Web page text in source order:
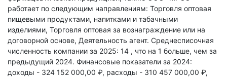
работает по следующим направлениям: Торговля оптовая
пищевыми продуктами, напитками и табачными
изделиями, Торговля оптовая за вознаграждение или на
договорной основе, Деятельность агент. Среднесписочная
численность компании за 2025: 14 , что на 1 больше, чем за
предыдущий 2024. Финансовые показатели за 2024:
доходы - 324 152 000,00 ₽, расходы - 310 457 000,00 ₽,